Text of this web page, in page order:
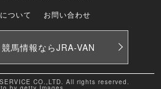
ついて
お問い合わせ
馬情報ならJRA-VAN
CO.,LTD. All rights reserved.